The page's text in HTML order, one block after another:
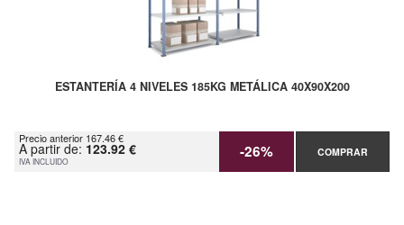
ESTANTERÍA 4 NIVELES 185KG METÁLICA 40X90X200
Precio anterior 167.46 €
A partir de: 123.92 €
IVA INCLUIDO -26% COMPRAR